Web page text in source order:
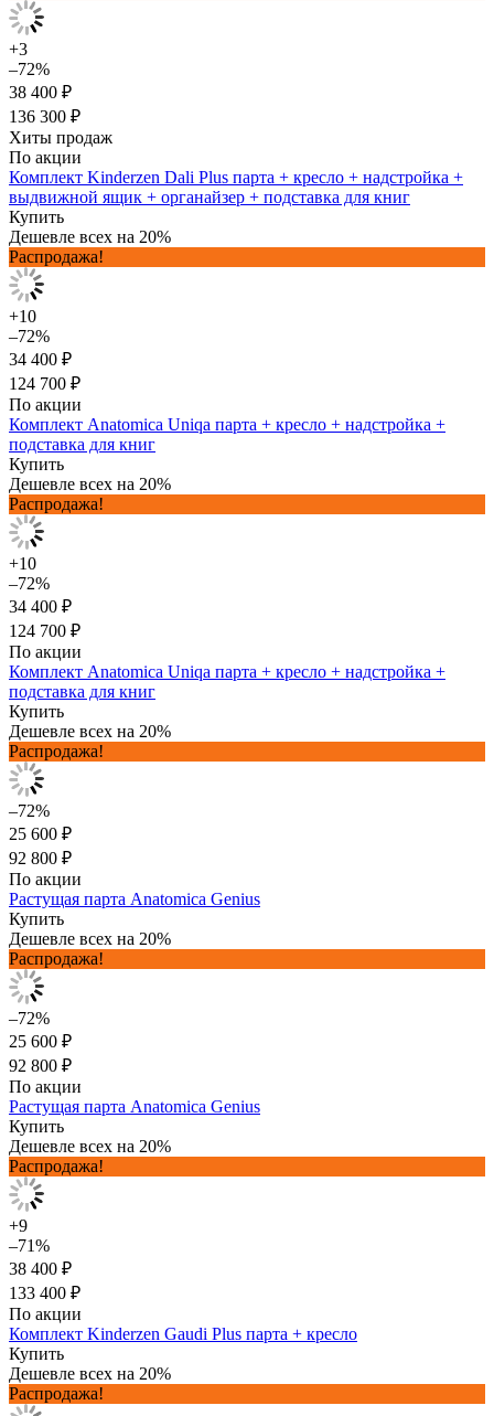
+3
–72%
38 400 ₽
136 300 ₽
Хиты продаж
По акции
Комплект Kinderzen Dali Plus парта + кресло + надстройка +
выдвижной ящик + органайзер + подставка для книг
Купить
Дешевле всех на 20%
Распродажа!
+10
–72%
34 400 ₽
124 700 ₽
По акции
Комплект Anatomica Uniqa парта + кресло + надстройка +
подставка для книг
Купить
Дешевле всех на 20%
Распродажа!
+10
–72%
34 400 ₽
124 700 ₽
По акции
Комплект Anatomica Uniqa парта + кресло + надстройка +
подставка для книг
Купить
Дешевле всех на 20%
Распродажа!
–72%
25 600 ₽
92 800 ₽
По акции
Растущая парта Anatomica Genius
Купить
Дешевле всех на 20%
Распродажа!
–72%
25 600 ₽
92 800 ₽
По акции
Растущая парта Anatomica Genius
Купить
Дешевле всех на 20%
Распродажа!
+9
–71%
38 400 ₽
133 400 ₽
По акции
Комплект Kinderzen Gaudi Plus парта + кресло
Купить
Дешевле всех на 20%
Распродажа!